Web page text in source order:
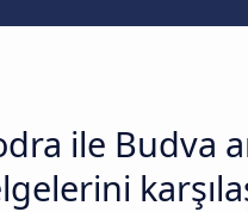
ile Budva